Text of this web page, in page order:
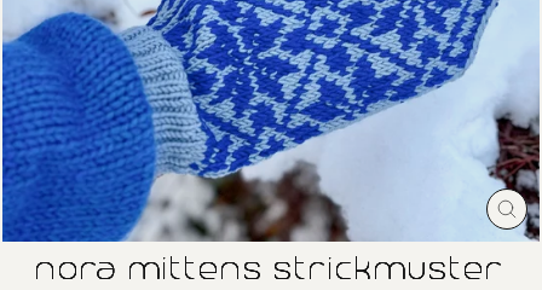
nora mittens strickmuster